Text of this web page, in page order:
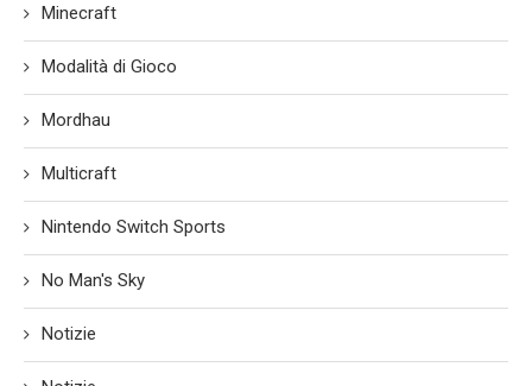
Minecraft
Modalità di Gioco
Mordhau
Multicraft
Nintendo Switch Sports
No Man's Sky
Notizie